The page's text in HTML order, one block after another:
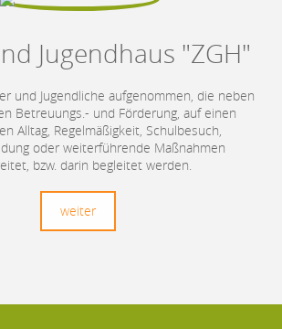
Jugendhaus "ZGH"
und Jugendliche aufgenommen, die neben
Betreuungs.- und Förderung, auf einen
Alltag, Regelmäßigkeit, Schulbesuch,
oder weiterführende Maßnahmen
bzw. darin begleitet werden.
weiter